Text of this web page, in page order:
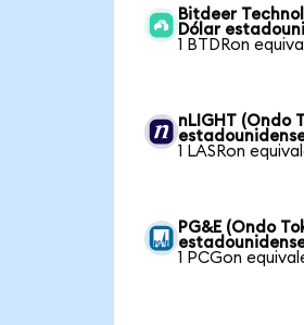
Bitdeer
Dólar
1 BTDRon
nLIGHT (Ondo
1 LASRon
PG&E (Ondo
1 PCGon